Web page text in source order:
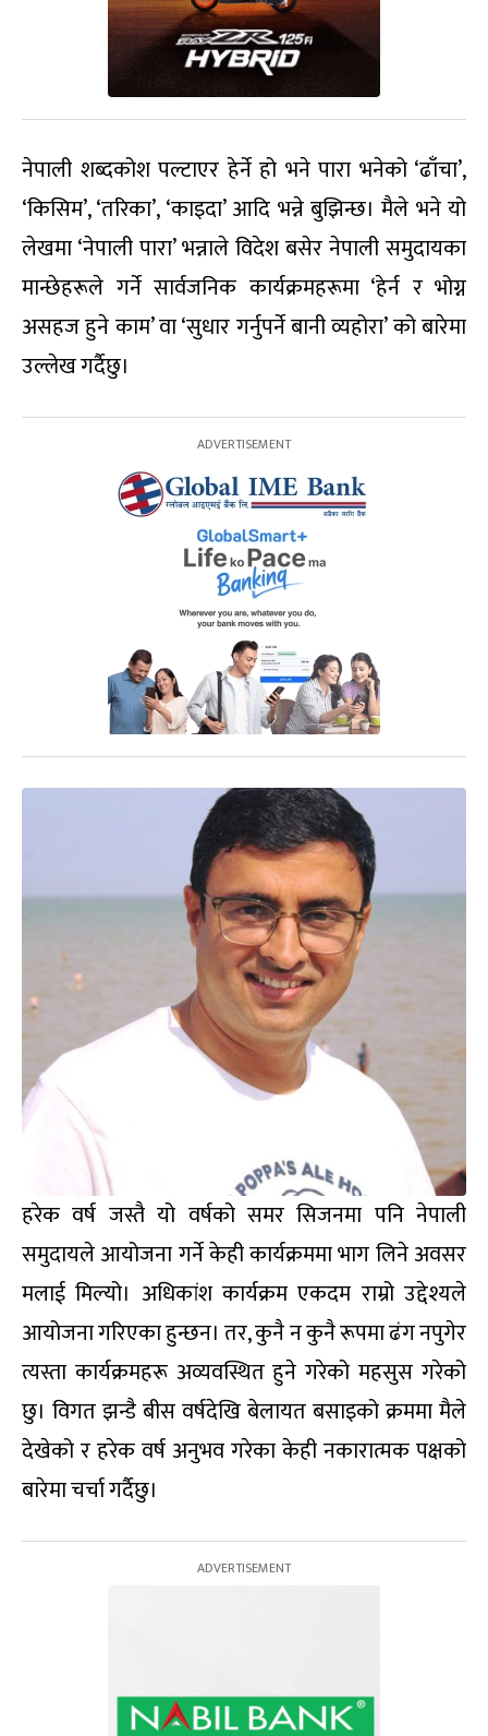
नेपाली शब्दकोश पल्टाएर हेर्ने हो भने पारा भनेको ‘ढाँचा’,
‘किसिम’, ‘तरिका’, ‘काइदा’ आदि भन्ने बुझिन्छ। मैले भने यो
लेखमा ‘नेपाली पारा’ भन्नाले विदेश बसेर नेपाली समुदायका
मान्छेहरूले गर्ने सार्वजनिक कार्यक्रमहरूमा ‘हेर्न र भोग्न
असहज हुने काम’ वा ‘सुधार गर्नुपर्ने बानी व्यहोरा’ को बारेमा
उल्लेख गर्दैछु।
हरेक वर्ष जस्तै यो वर्षको समर सिजनमा पनि नेपाली
समुदायले आयोजना गर्ने केही कार्यक्रममा भाग लिने अवसर
मलाई मिल्यो। अधिकांश कार्यक्रम एकदम राम्रो उद्देश्यले
आयोजना गरिएका हुन्छन। तर, कुनै न कुनै रूपमा ढंग नपुगेर
त्यस्ता कार्यक्रमहरू अव्यवस्थित हुने गरेको महसुस गरेको
छु। विगत झन्डै बीस वर्षदेखि बेलायत बसाइको क्रममा मैले
देखेको र हरेक वर्ष अनुभव गरेका केही नकारात्मक पक्षको
बारेमा चर्चा गर्दैछु।